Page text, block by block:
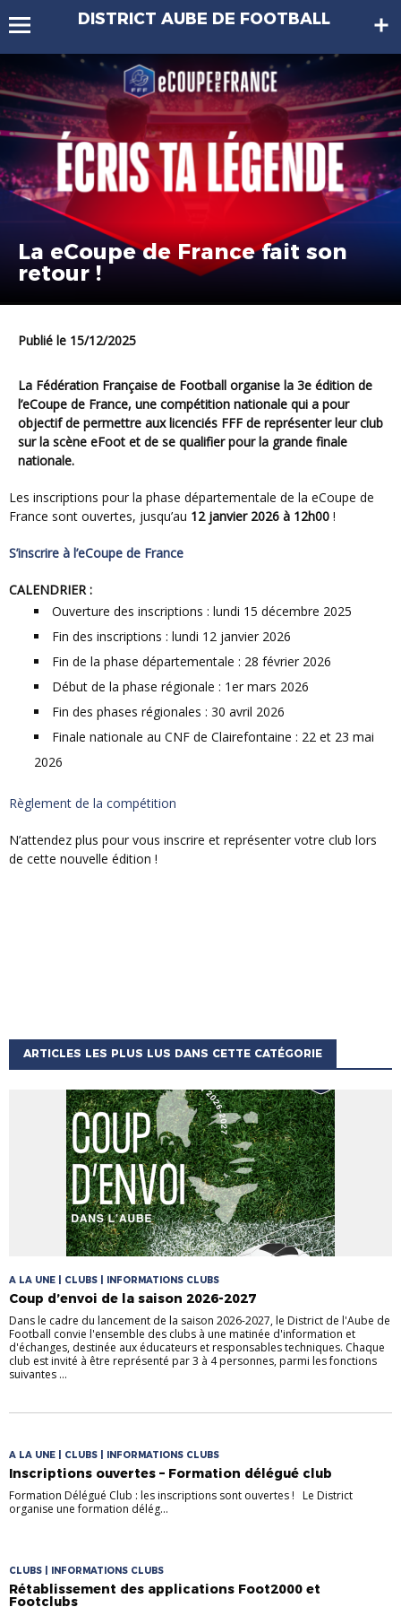
DISTRICT AUBE DE FOOTBALL
La eCoupe de France fait son
retour !
Publié le 15/12/2025
La Fédération Française de Football organise la 3e édition de
l’eCoupe de France, une compétition nationale qui a pour
objectif de permettre aux licenciés FFF de représenter leur club
sur la scène eFoot et de se qualifier pour la grande finale
nationale.
Les inscriptions pour la phase départementale de la eCoupe de
France sont ouvertes, jusqu’au 12 janvier 2026 à 12h00 !
S’inscrire à l’eCoupe de France
CALENDRIER :
Ouverture des inscriptions : lundi 15 décembre 2025
Fin des inscriptions : lundi 12 janvier 2026
Fin de la phase départementale : 28 février 2026
Début de la phase régionale : 1er mars 2026
Fin des phases régionales : 30 avril 2026
Finale nationale au CNF de Clairefontaine : 22 et 23 mai
2026
Règlement de la compétition
N’attendez plus pour vous inscrire et représenter votre club lors
de cette nouvelle édition !
ARTICLES LES PLUS LUS DANS CETTE CATÉGORIE
A LA UNE | CLUBS | INFORMATIONS CLUBS
Coup d’envoi de la saison 2026-2027
Dans le cadre du lancement de la saison 2026-2027, le District de l'Aube de
Football convie l'ensemble des clubs à une matinée d'information et
d'échanges, destinée aux éducateurs et responsables techniques. Chaque
club est invité à être représenté par 3 à 4 personnes, parmi les fonctions
suivantes ...
A LA UNE | CLUBS | INFORMATIONS CLUBS
Inscriptions ouvertes – Formation délégué club
Formation Délégué Club : les inscriptions sont ouvertes ! Le District
organise une formation délég...
CLUBS | INFORMATIONS CLUBS
Rétablissement des applications Foot2000 et
Footclubs